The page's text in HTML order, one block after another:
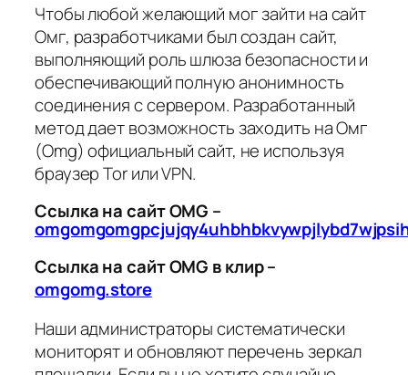
Чтобы любой желающий мог зайти на сайт
Омг, разработчиками был создан сайт,
выполняющий роль шлюза безопасности и
обеспечивающий полную анонимность
соединения с сервером. Разработанный
метод дает возможность заходить на Омг
(Omg) официальный сайт, не используя
браузер Tor или VPN.
Ссылка на сайт OMG –
Ссылка на сайт OMG в клир –
omgomg.store
Наши администраторы систематически
мониторят и обновляют перечень зеркал